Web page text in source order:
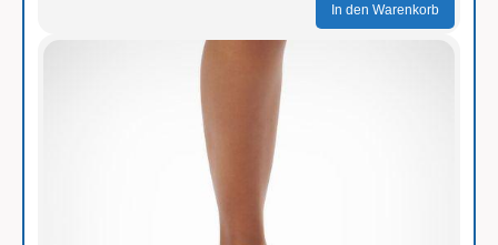
In den Warenkorb